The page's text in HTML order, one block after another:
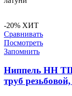
-20% ХИТ
Сравнивать
Посмотреть
Запомнить
Ниппель HH
труб